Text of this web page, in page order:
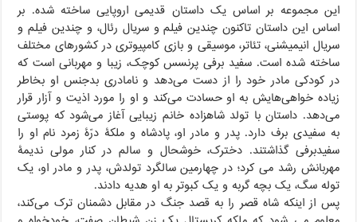
این مجموعه بر اساس یک داستان قدیمی اروپایی ساخته شده. بر
اساس این داستان تاکنون چندین فیلم و سریال رئال، و چندین فیلم و
سریال انیمیشنی، تئاتر، موسیقی و بازی کامپیوتری در کشورهای مختلف
ساخته شده است. سفید برفی پرنسس کوچک، زیبا و مهربانی است که
در کودکی مادر خود را از دست می‌دهد و نامادری بدجنس او بخاطر
زیاده خواهی‌هایش به او حسادت می‌کند و او را مورد اذیت و آزار قرار
می‌دهد. داستان با تولد شاهزاده خانم زیبایی آغاز می‌شود که پوستی
به سفیدی برف دارد. پدر و مادر او، پادشاه و ملکۀ درّۀ زمرد نام او را
سفیدبرفی گذاشتند. دخترک، خوشحال و سالم در کنار مولی ندیمۀ
مهربانش رشد می کرد؛ در چهارمین سالگرد تولدش، پدر و مادر او، یک
توله سگ، یک بچه گربه و یک کبوتر به او هدیه دادند.
پس از اینکه شاه قصر را به قصد جنگ در مقابل دشمنان ترک می‌کند،